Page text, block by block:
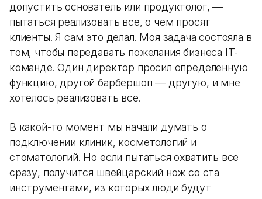
допустить основатель или продуктолог, —
пытаться реализовать все, о чем просят
клиенты. Я сам это делал. Моя задача состояла в
том, чтобы передавать пожелания бизнеса IT-
команде. Один директор просил определенную
функцию, другой барбершоп — другую, и мне
хотелось реализовать все.
В какой-то момент мы начали думать о
подключении клиник, косметологий и
стоматологий. Но если пытаться охватить все
сразу, получится швейцарский нож со ста
инструментами, из которых люди будут